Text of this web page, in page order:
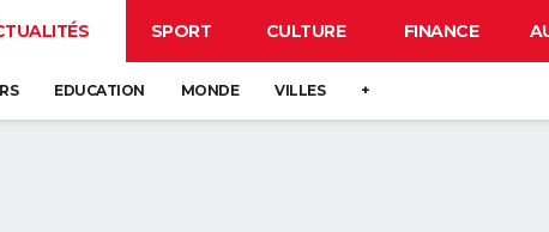
SPORT CULTURE FINANCE
EDUCATION MONDE VILLES +